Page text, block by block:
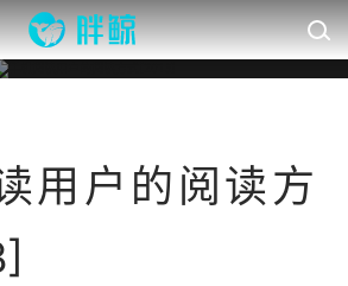
用户的阅读方